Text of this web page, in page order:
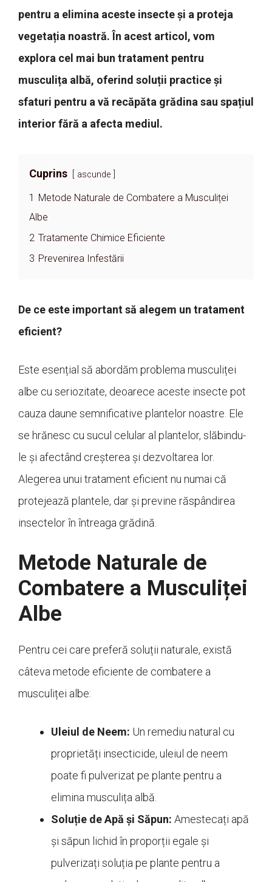
pentru a elimina aceste insecte și a proteja
vegetația noastră. În acest articol, vom
explora cel mai bun tratament pentru
musculița albă, oferind soluții practice și
sfaturi pentru a vă recăpăta grădina sau spațiul
interior fără a afecta mediul.
Cuprins ascunde
1
Metode Naturale de Combatere a Musculiței
Albe
2 Tratamente Chimice Eficiente
3 Prevenirea Infestării
De ce este important să alegem un tratament
eficient?
Este esențial să abordăm problema musculiței
albe cu seriozitate, deoarece aceste insecte pot
cauza daune semnificative plantelor noastre. Ele
se hrănesc cu sucul celular al plantelor, slăbindu-
le și afectând creșterea și dezvoltarea lor.
Alegerea unui tratament eficient nu numai că
protejează plantele, dar și previne răspândirea
insectelor în întreaga grădină.
Metode Naturale de
Combatere a Musculiței
Albe
Pentru cei care preferă soluții naturale, există
câteva metode eficiente de combatere a
musculiței albe:
Uleiul de Neem: Un remediu natural cu
proprietăți insecticide, uleiul de neem
poate fi pulverizat pe plante pentru a
elimina musculița albă.
Soluție de Apă și Săpun: Amestecați apă
și săpun lichid în proporții egale și
pulverizați soluția pe plante pentru a